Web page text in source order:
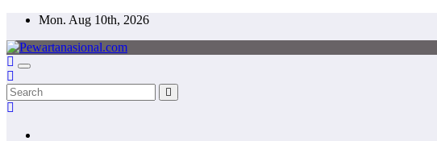
Skip
content
Mon. Aug 10th, 2026
Pewartanasional.com
Netizen Journalisme